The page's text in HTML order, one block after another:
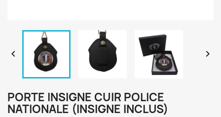
 
PORTE INSIGNE CUIR POLICE
NATIONALE (INSIGNE INCLUS)